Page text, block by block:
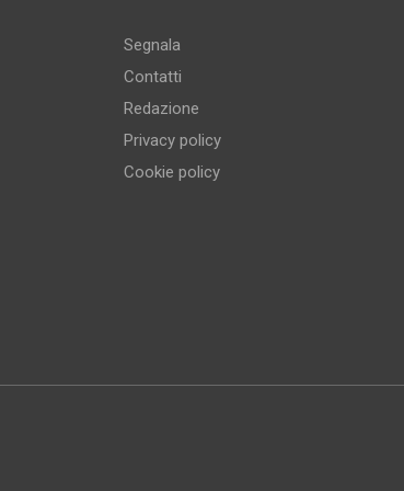
Segnala
Contatti
Redazione
Privacy policy
Cookie policy